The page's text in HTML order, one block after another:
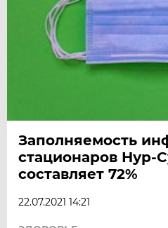
Заполняемость
стационаров Нур-
составляет 72%
22.07.2021 14:21